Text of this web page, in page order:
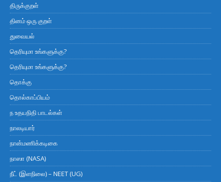
திருக்குறள்
தினம் ஒரு குறள்
துவையல்
தெரியுமா உங்களுக்கு?
தெரியுமா உங்களுக்கு?
தொக்கு
தொல்காப்பியம்
ந உதயநிதி பாடல்கள்
நாலடியார்
நான்மணிக்கடிகை
நாஸா (NASA)
நீட் (இளநிலை) – NEET (UG)